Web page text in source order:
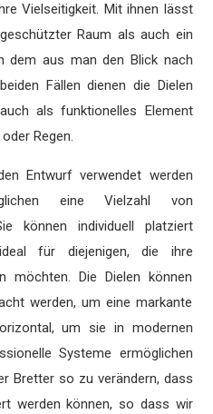
Vielseitigkeit. Mit ihnen lässt
Raum als auch ein
dem aus man den Blick nach
Fällen dienen die Dielen
als funktionelles Element
Regen.
Entwurf verwendet werden
eine Vielzahl von
können individuell platziert
für diejenigen, die ihre
möchten. Die Dielen können
werden, um eine markante
um sie in modernen
Systeme ermöglichen
Bretter so zu verändern, dass
werden können, so dass wir